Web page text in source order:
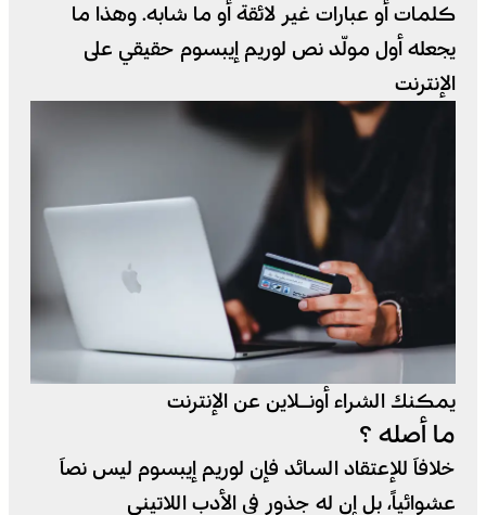
كلمات أو عبارات غير لائقة أو ما شابه. وهذا ما
يجعله أول مولّد نص لوريم إيبسوم حقيقي على
الإنترنت
يمكنك الشراء أونـلاين عن الإنترنت
ما أصله ؟
خلافاَ للإعتقاد السائد فإن لوريم إيبسوم ليس نصاَ
عشوائياً، بل إن له جذور في الأدب اللاتيني